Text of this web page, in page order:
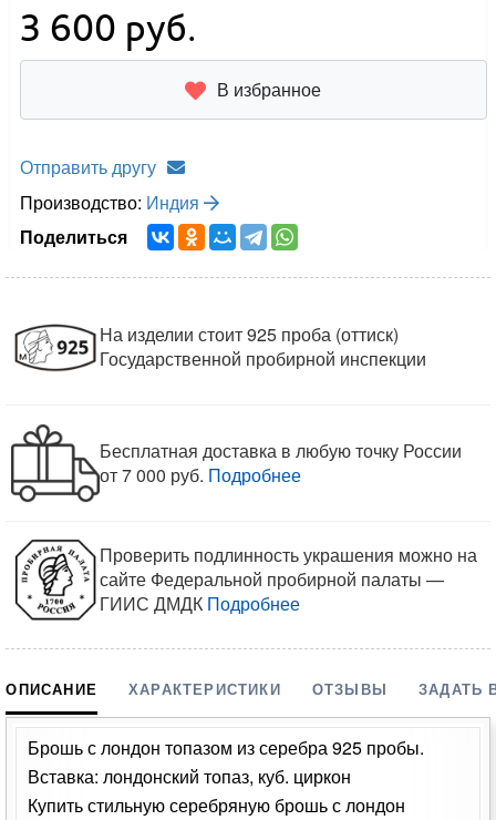
3 600 руб.
В избранное
Отправить другу
Производство: Индия
Поделиться
На изделии стоит 925 проба (оттиск)
Государственной пробирной инспекции
Бесплатная доставка в любую точку России
от 7 000 руб. Подробнее
Проверить подлинность украшения можно на
сайте Федеральной пробирной палаты —
ГИИС ДМДК Подробнее
ОПИСАНИЕ ХАРАКТЕРИСТИКИ ОТЗЫВЫ ЗАДАТЬ
Брошь с лондон топазом из серебра 925 пробы.
Вставка: лондонский топаз, куб. циркон
Купить стильную серебряную брошь с лондон